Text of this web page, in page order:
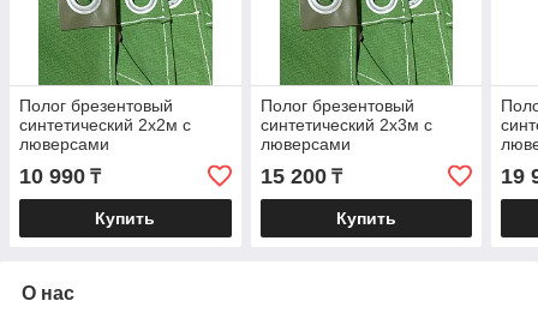
Полог брезентовый
синтетический 2х2м с
люверсами
10 990 ₸
Купить
Полог брезентовый
синтетический 2х3м с
люверсами
15 200₸
Купить
19
О нас